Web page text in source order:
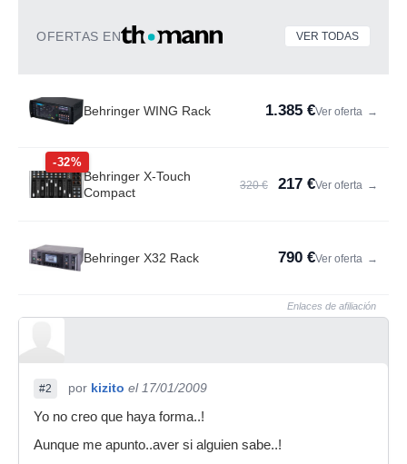
OFERTAS EN VER TODAS
Behringer WING Rack 1.385 €Ver oferta →
-32%
Behringer X-Touch
Compact
320 € 217 €Ver oferta →
Behringer X32 Rack 790 €Ver oferta →
Enlaces de afiliación
#2 por kizito el 17/01/2009
Yo no creo que haya forma..!
Aunque me apunto..aver si alguien sabe..!